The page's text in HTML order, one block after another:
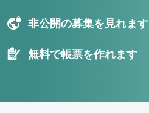
非公開の募集を見れます
無料で帳票を作れます